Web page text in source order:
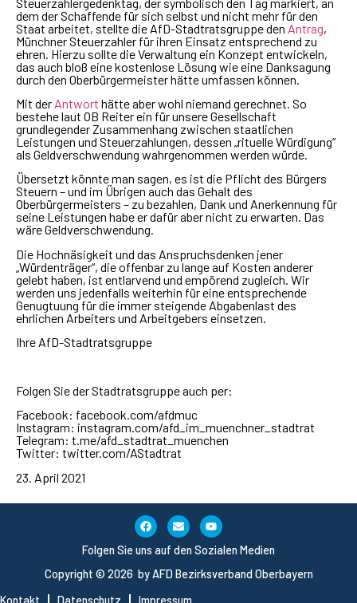
dem der Schaffende für sich selbst und nicht mehr für den
Staat arbeitet, stellte die AfD-Stadtratsgruppe den Antrag,
Münchner Steuerzahler für ihren Einsatz entsprechend zu
ehren. Hierzu sollte die Verwaltung ein Konzept entwickeln,
das auch bloß eine kostenlose Lösung wie eine Danksagung
durch den Oberbürgermeister hätte umfassen können.
Mit der Antwort hätte aber wohl niemand gerechnet. So
bestehe laut OB Reiter ein für unsere Gesellschaft
grundlegender Zusammenhang zwischen staatlichen
Leistungen und Steuerzahlungen, dessen „rituelle Würdigung“
als Geldverschwendung wahrgenommen werden würde.
Übersetzt könnte man sagen, es ist die Pflicht des Bürgers
Steuern – und im Übrigen auch das Gehalt des
Oberbürgermeisters – zu bezahlen, Dank und Anerkennung für
seine Leistungen habe er dafür aber nicht zu erwarten. Das
wäre Geldverschwendung.
Die Hochnäsigkeit und das Anspruchsdenken jener
„Würdenträger“, die offenbar zu lange auf Kosten anderer
gelebt haben, ist entlarvend und empörend zugleich. Wir
werden uns jedenfalls weiterhin für eine entsprechende
Genugtuung für die immer steigende Abgabenlast des
ehrlichen Arbeiters und Arbeitgebers einsetzen.
Ihre AfD-Stadtratsgruppe
Folgen Sie der Stadtratsgruppe auch per:
Facebook: facebook.com/afdmuc
Instagram: instagram.com/afd_im_muenchner_stadtrat
Telegram: t.me/afd_stadtrat_muenchen
Twitter: twitter.com/AStadtrat
23. April 2021
Copyright © 2026 by AFD Bezirksverband Oberbayern
Kontakt
Datenschutz Impressum
Folgen Sie uns auf den Sozialen Medien